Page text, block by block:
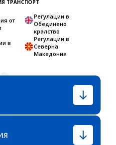
ТРАНСПОРТ
от
Регулации в
Обединено
кралство
в
Регулации в
Северна
Македония